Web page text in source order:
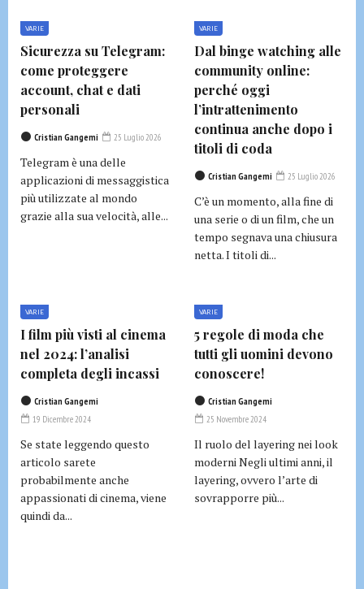
VARIE
Sicurezza su Telegram:
come proteggere
account, chat e dati
personali
Cristian Gangemi 25 Luglio 2026
Telegram è una delle
applicazioni di messaggistica
più utilizzate al mondo
grazie alla sua velocità, alle...
VARIE
Dal binge watching alle
community online:
perché oggi
l’intrattenimento
continua anche dopo i
titoli di coda
Cristian Gangemi 25 Luglio 2026
C’è un momento, alla fine di
una serie o di un film, che un
tempo segnava una chiusura
netta. I titoli di...
VARIE
I film più visti al cinema
nel 2024: l’analisi
completa degli incassi
Cristian Gangemi
19 Dicembre 2024
Se state leggendo questo
articolo sarete
probabilmente anche
appassionati di cinema, viene
quindi da...
VARIE
5 regole di moda che
tutti gli uomini devono
conoscere!
Cristian Gangemi
25 Novembre 2024
Il ruolo del layering nei look
moderni Negli ultimi anni, il
layering, ovvero l’arte di
sovrapporre più...